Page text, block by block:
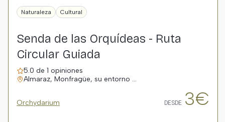
Naturaleza Cultural
Senda de las Orquídeas - Ruta
Circular Guiada
5.0 de 1 opiniones
Almaraz, Monfragüe, su entorno …
Orchydarium DESDE 3€